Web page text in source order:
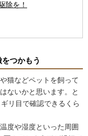
除を！
つかもう
猫などペットを飼って
ないかと思います。と
リ目で確認できるくら
度や湿度といった周囲